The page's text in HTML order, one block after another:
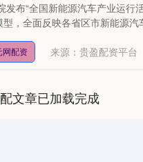
发布“全国新能源汽车产业运行
型，全面反映各省区市新能源
网配资 来源：贵盈配资平台
文章已加载完成